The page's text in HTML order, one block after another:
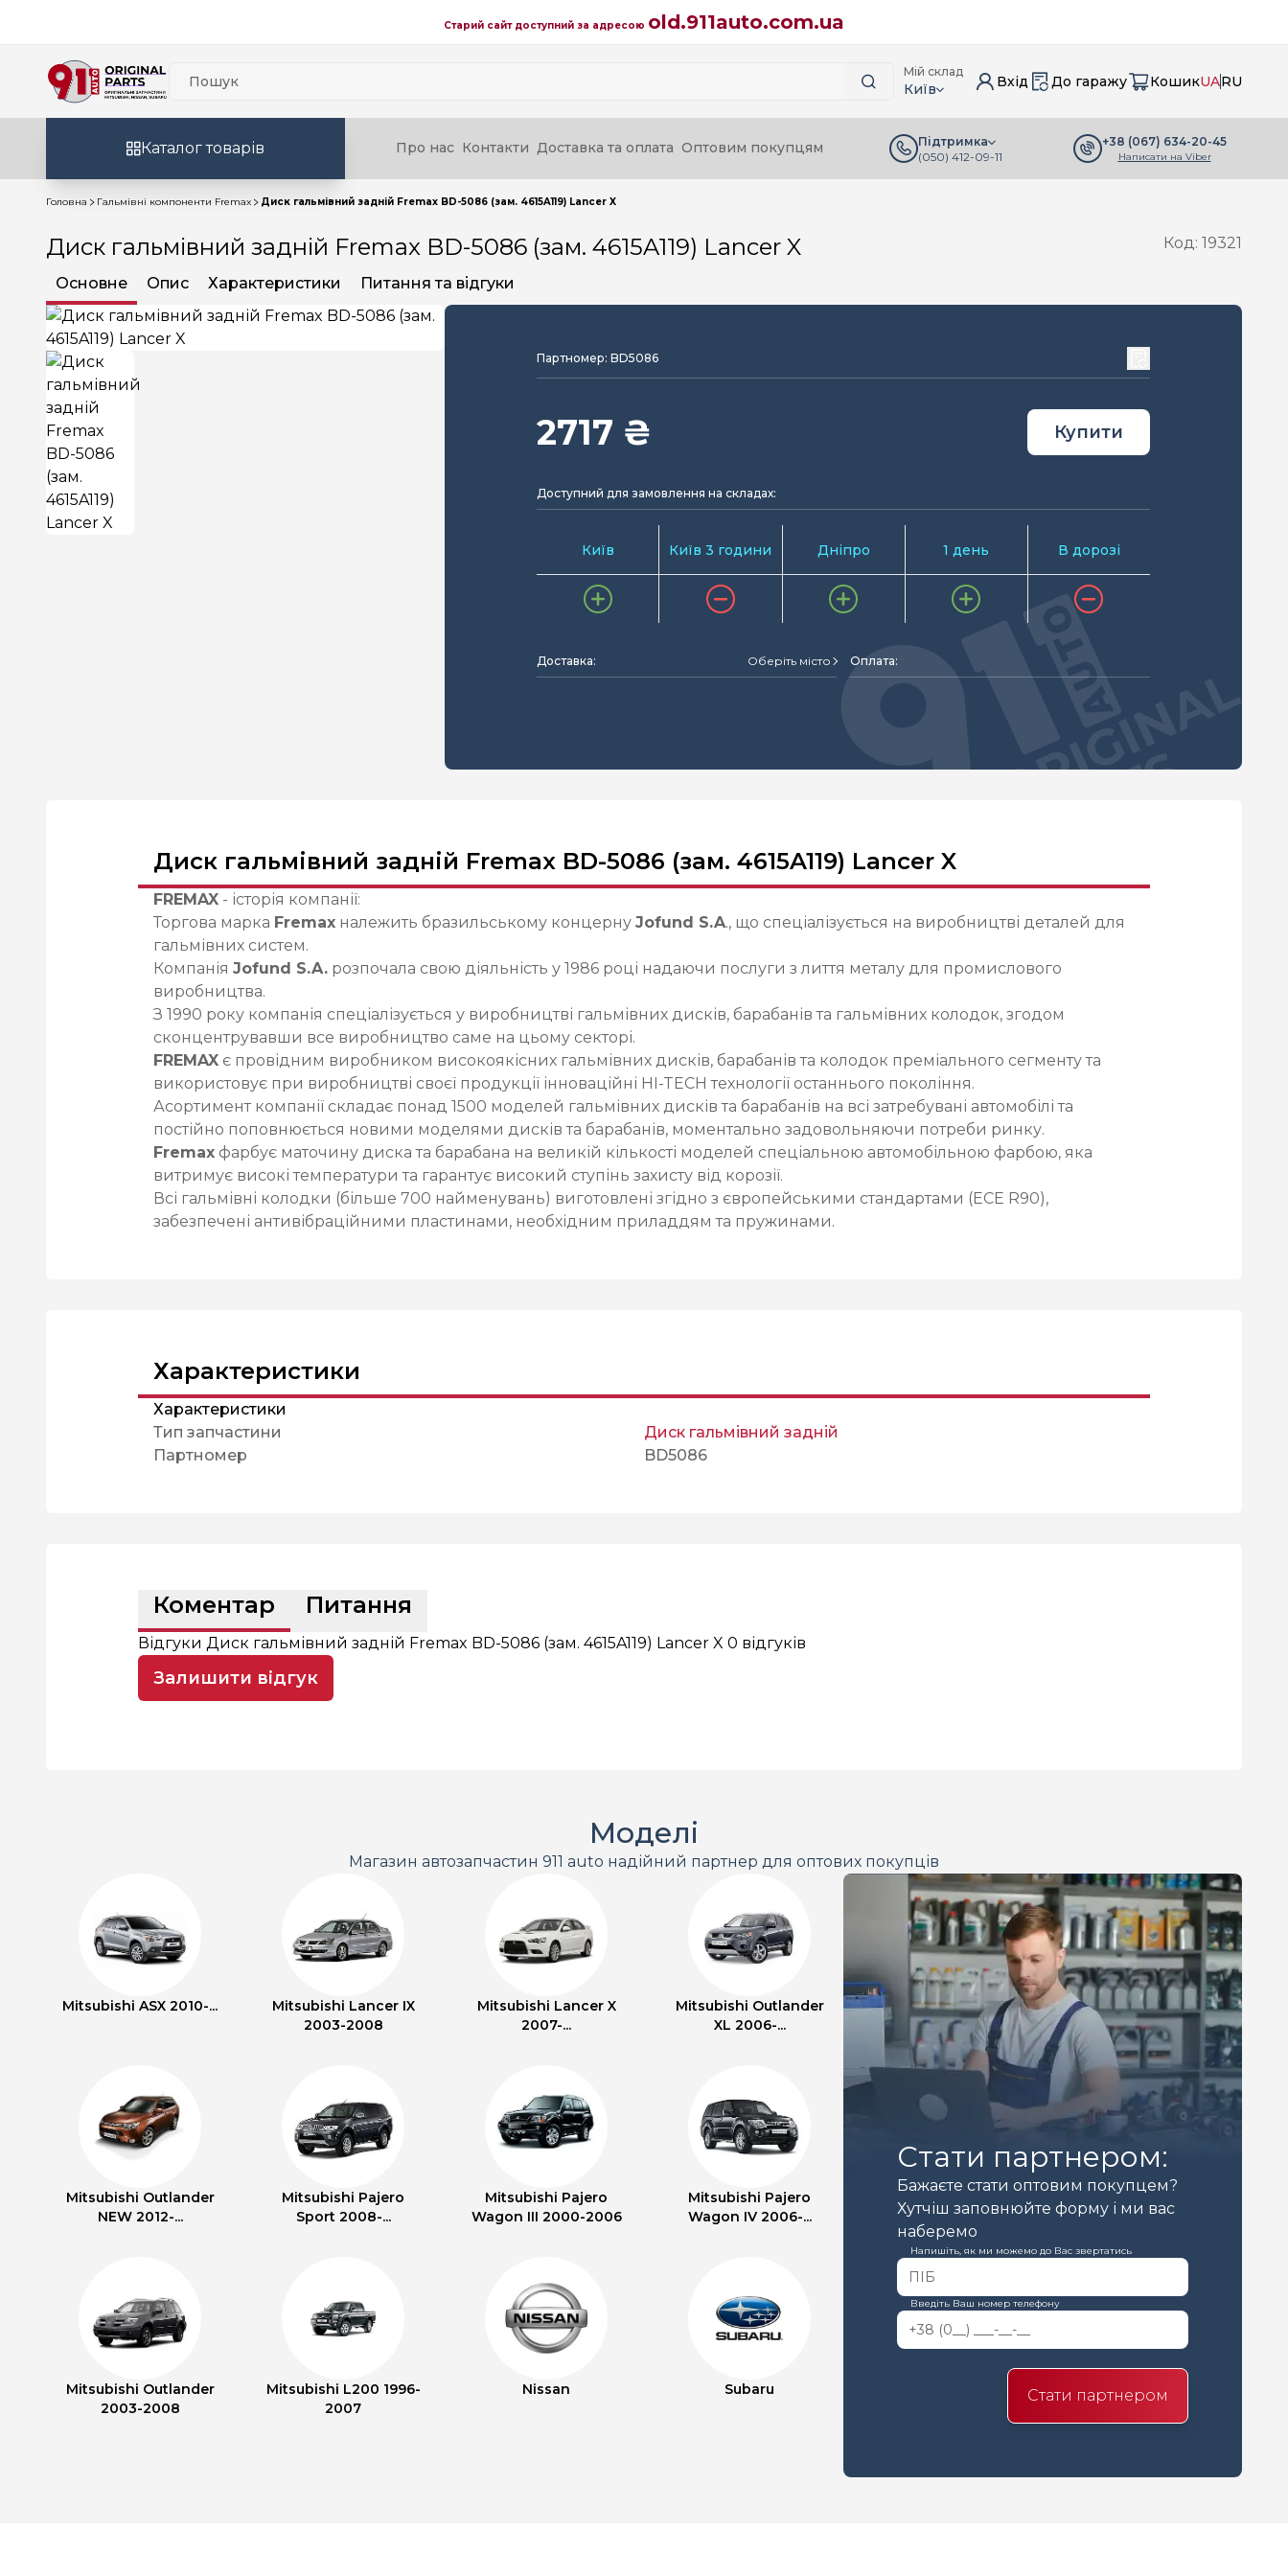
Старий сайт доступний за адресою old.911auto.com.ua
Мій склад
Київ Вхід До гаражу КошикUARU
Каталог товарів Про нас Контакти Доставка та оплата Оптовим покупцям
Підтримка
(050) 412-09-11
+38 (067) 634-20-45
Написати на Viber
Головна Гальмівні компоненти Fremax Диск гальмівний задній Fremax BD-5086 (зам. 4615A119) Lancer X
Диск гальмівний задній Fremax BD-5086 (зам. 4615A119) Lancer X Код: 19321
Основне Опис Характеристики Питання та відгуки
Партномер: BD5086
2717 ₴ Купити
Доступний для замовлення на складах:
Київ Київ 3 години Дніпро 1 день В дорозі
Доставка: Оберіть місто Оплата:
Диск гальмівний задній Fremax BD-5086 (зам. 4615A119) Lancer X
FREMAX - історія компанії:
Торгова марка Fremax належить бразильському концерну Jofund S.A., що спеціалізується на виробництві деталей для
гальмівних систем.
Компанія Jofund S.A. розпочала свою діяльність у 1986 році надаючи послуги з лиття металу для промислового
виробництва.
З 1990 року компанія спеціалізується у виробництві гальмівних дисків, барабанів та гальмівних колодок, згодом
сконцентрувавши все виробництво саме на цьому секторі.
FREMAX є провідним виробником високоякісних гальмівних дисків, барабанів та колодок преміального сегменту та
використовує при виробництві своєї продукції інноваційні HI-TECH технології останнього покоління.
Асортимент компанії складає понад 1500 моделей гальмівних дисків та барабанів на всі затребувані автомобілі та
постійно поповнюється новими моделями дисків та барабанів, моментально задовольняючи потреби ринку.
Fremax фарбує маточину диска та барабана на великій кількості моделей спеціальною автомобільною фарбою, яка
витримує високі температури та гарантує високий ступінь захисту від корозії.
Всі гальмівні колодки (більше 700 найменувань) виготовлені згідно з європейськими стандартами (ECE R90),
забезпечені антивібраційними пластинами, необхідним приладдям та пружинами.
Характеристики
Характеристики
Тип запчастини
Диск гальмівний задній
Партномер
BD5086
Коментар Питання
Відгуки Диск гальмівний задній Fremax BD-5086 (зам. 4615A119) Lancer X 0 відгуків
Залишити відгук
Моделі
Магазин автозапчастин 911 auto надійний партнер для оптових покупців
Mitsubishi ASX 2010-...
Mitsubishi Lancer IX
2003-2008
Mitsubishi Lancer X
2007-...
Mitsubishi Outlander
XL 2006-...
Mitsubishi Outlander
NEW 2012-...
Mitsubishi Pajero
Sport 2008-...
Mitsubishi Pajero
Wagon III 2000-2006
Mitsubishi Pajero
Wagon IV 2006-...
Mitsubishi Outlander
2003-2008
Mitsubishi L200 1996-
2007
Nissan Subaru
Стати партнером:
Бажаєте стати оптовим покупцем?
Хутчіш заповнюйте форму і ми вас
наберемо
Напишіть, як ми можемо до Вас звертатись
Введіть Ваш номер телефону
Стати партнером